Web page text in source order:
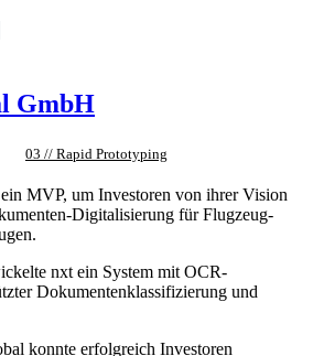
GmbH
03 // Rapid Prototyping
MVP, um Investoren von ihrer Vision
Digitalisierung für Flugzeug-
nxt ein System mit OCR-
Dokumentenklassifizierung und
konnte erfolgreich Investoren